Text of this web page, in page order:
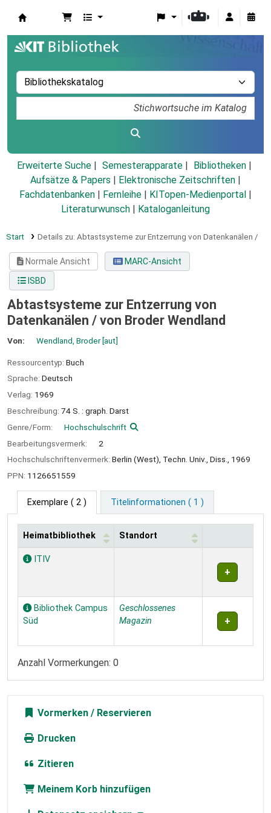
Erweiterte Suche Semesterapparate
Bibliotheken
Aufsätze & Papers
Elektronische Zeitschriften
Fachdatenbanken
Fernleihe KITopen-Medienportal
Literaturwunsch
Kataloganleitung
Start Details zu: Abtastsysteme zur Entzerrung von Datenkanälen /
Normale Ansicht
MARC-Ansicht
ISBD
Abtastsysteme zur Entzerrung von
Datenkanälen / von Broder Wendland
Von: Wendland, Broder[aut]
Ressourcentyp: Buch
Sprache: Deutsch
Verlag: 1969
Beschreibung: 74 S. : graph. Darst
Genre/Form:
Hochschulschrift
Bearbeitungsvermerk:
2
Hochschulschriftenvermerk: Berlin (West), Techn. Univ., Diss., 1969
PPN: 1126651559
Exemplare ( 2 ) Titelinformationen ( 1 )
Exemplare
Heimatbibliothek Standort
ITIV
Bibliothek Campus
Süd
Geschlossenes
Magazin
Anzahl Vormerkungen: 0
Vormerken
Drucken
Zitieren
Meinem Korb hinzufügen